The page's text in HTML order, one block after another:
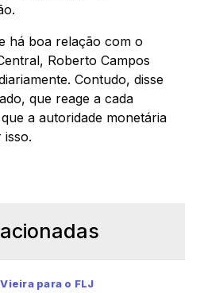
há boa relação com o
Roberto Campos
Contudo, disse
que reage a cada
a autoridade monetária
isso.
para o FLJ